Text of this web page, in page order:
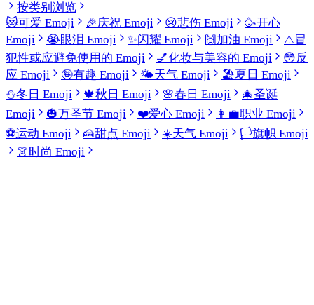
按类别浏览
😻可爱 Emoji 🎉庆祝 Emoji 😢悲伤 Emoji 🥳开心
Emoji
😭眼泪 Emoji ✨闪耀 Emoji 🙌 加油 Emoji ⚠️冒
犯性或应避免使用的 Emoji
💅化妆与美容的 Emoji 😳反
应 Emoji
🤪有趣 Emoji 🌤️天气 Emoji 🏖️夏日 Emoji
⛄冬日 Emoji 🍁秋日 Emoji 🌸春日 Emoji 🎄圣诞
Emoji
🎃万圣节 Emoji ❤️爱心 Emoji 👩‍💼职业 Emoji
⚽运动 Emoji 🍰甜点 Emoji ☀️天气 Emoji 🏳️旗帜 Emoji
👗时尚 Emoji